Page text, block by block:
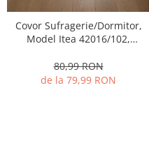
Covor Sufragerie/Dormitor,
Model Itea 42016/102,
80,99 RON
de la 79,99 RON